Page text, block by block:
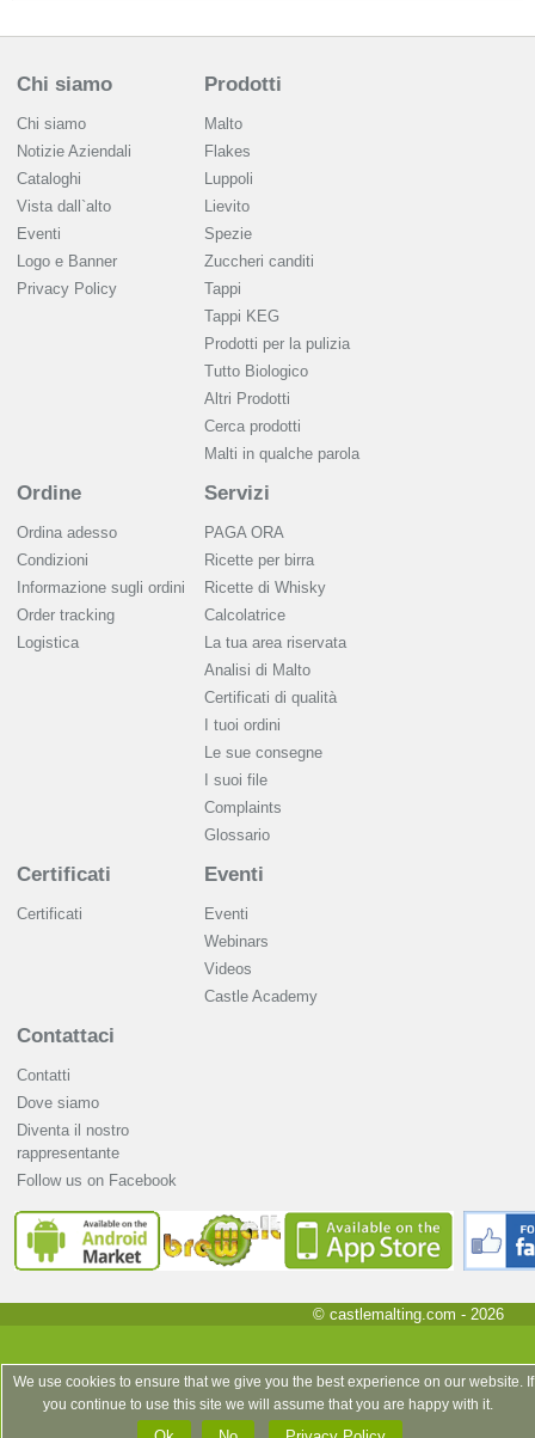
Chi siamo
Chi siamo
Notizie Aziendali
Cataloghi
Vista dall`alto
Eventi
Logo e Banner
Privacy Policy
Prodotti
Malto
Flakes
Luppoli
Lievito
Spezie
Zuccheri canditi
Tappi
Tappi KEG
Prodotti per la pulizia
Tutto Biologico
Altri Prodotti
Cerca prodotti
Malti in qualche parola
Ordine
Ordina adesso
Condizioni
Informazione sugli ordini
Order tracking
Logistica
Servizi
PAGA ORA
Ricette per birra
Ricette di Whisky
Calcolatrice
La tua area riservata
Analisi di Malto
Сertificati di qualità
I tuoi ordini
Le sue consegne
I suoi file
Complaints
Glossario
Certificati
Certificati
Eventi
Eventi
Webinars
Videos
Castle Academy
Contattaci
Contatti
Dove siamo
Diventa il nostro
rappresentante
Follow us on Facebook
© castlemalting.com - 2026
We use cookies to ensure that we give you the best experience on our website. If
you continue to use this site we will assume that you are happy with it.